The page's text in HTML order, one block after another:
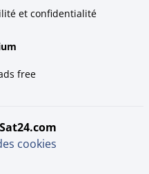
et confidentialité
free
sat24.com
cookies